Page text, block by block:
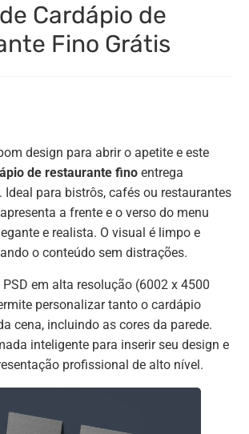
Cardápio de
Fino Grátis
design para abrir o apetite e este
de restaurante fino entrega
Ideal para bistrôs, cafés ou restaurantes
a frente e o verso do menu
e realista. O visual é limpo e
o conteúdo sem distrações.
em alta resolução (6002 x 4500
personalizar tanto o cardápio
cena, incluindo as cores da parede.
inteligente para inserir seu design e
profissional de alto nível.